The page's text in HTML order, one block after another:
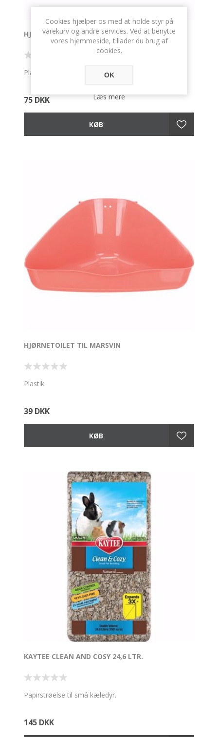
HJØRNETOILET TIL KANINER
Plastik
75 DKK
HJØRNETOILET TIL MARSVIN
Plastik
39 DKK
KAYTEE CLEAN AND COSY 24,6 LTR.
Papirstrøelse til små kæledyr.
145 DKK
Cookies hjælper os med at holde styr på
varekurv og andre services. Ved at benytte
vores hjemmeside, tillader du brug af
cookies.
OK
Læs mere